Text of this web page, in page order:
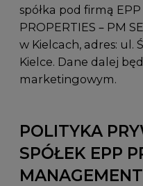
spółka pod firmą
PROPERTIES – PM
w Kielcach, adres: ul.
Kielce. Dane dalej
marketingowym.
POLITYKA
SPÓŁEK EPP